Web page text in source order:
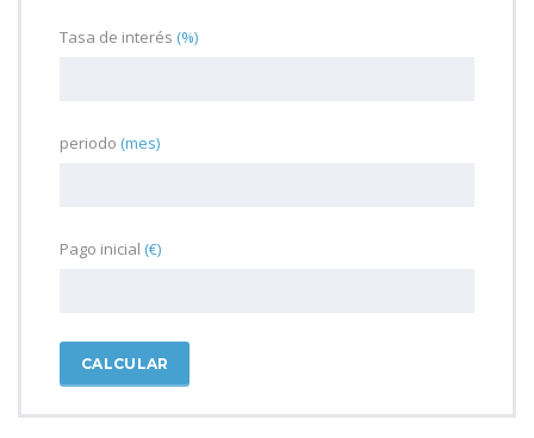
Tasa de interés (%)
periodo (mes)
Pago inicial (€)
CALCULAR